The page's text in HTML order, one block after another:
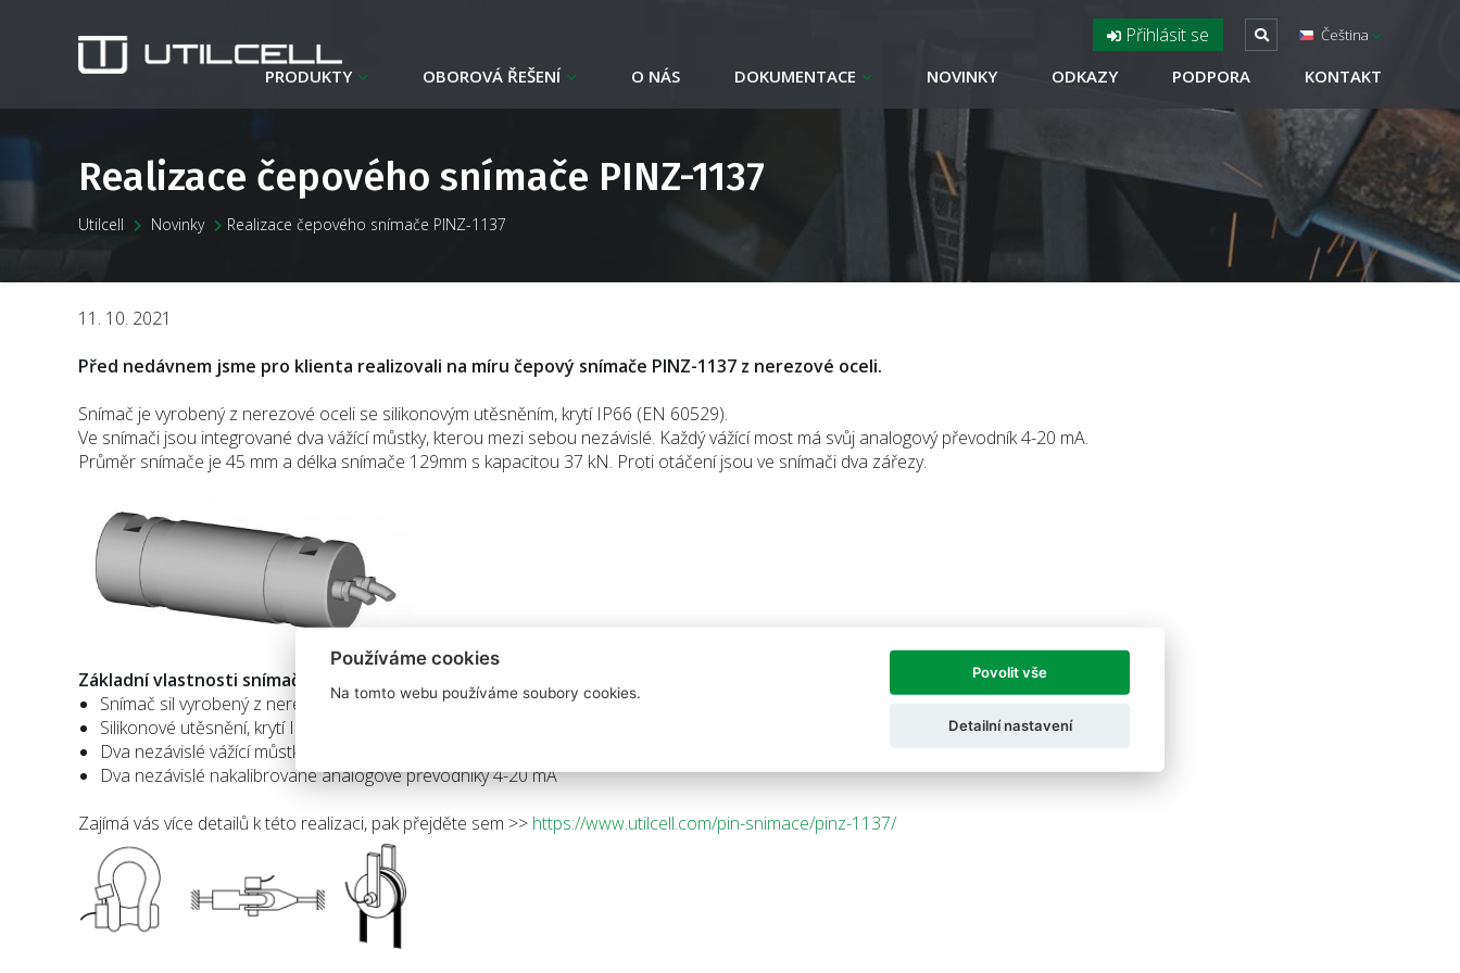
Přihlásit se Čeština
PRODUKTY OBOROVÁ ŘEŠENÍ O NÁS DOKUMENTACE NOVINKY ODKAZY PODPORA KONTAKT
Realizace čepového snímače PINZ-1137
Utilcell Novinky Realizace čepového snímače PINZ-1137
11. 10. 2021
Před nedávnem jsme pro klienta realizovali na míru čepový snímače PINZ-1137 z nerezové oceli.
Snímač je vyrobený z nerezové oceli se silikonovým utěsněním, krytí IP66 (EN 60529).
Ve snímači jsou integrované dva vážící můstky, kterou mezi sebou nezávislé. Každý vážící most má svůj analogový převodník 4-20 mA.
Průměr snímače je 45 mm a délka snímače 129mm s kapacitou 37 kN. Proti otáčení jsou ve snímači dva zářezy.
Základní vlastnosti snímače:
Snímač sil vyrobený z nerezové oceli
Silikonové utěsnění, krytí IP66 (EN 60529)
Dva nezávislé vážící můstky
Dva nezávislé nakalibrované analogové převodníky 4-20 mA
Zajímá vás více detailů k této realizaci, pak přejděte sem >> https://www.utilcell.com/pin-snimace/pinz-1137/
Používáme cookies
Na tomto webu používáme soubory cookies.
Povolit vše
Detailní nastavení